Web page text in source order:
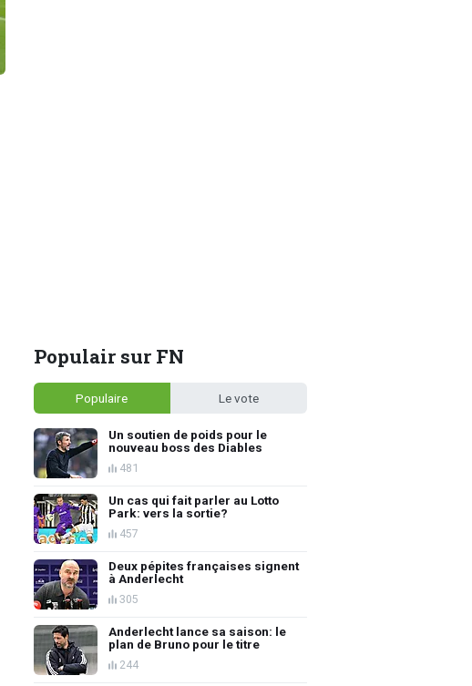
Populair sur FN
Populaire Le vote
Un soutien de poids pour le
nouveau boss des Diables
481
Un cas qui fait parler au Lotto
Park: vers la sortie?
457
Deux pépites françaises signent
à Anderlecht
305
Anderlecht lance sa saison: le
plan de Bruno pour le titre
244